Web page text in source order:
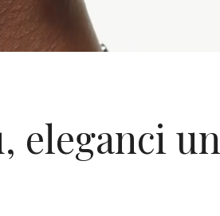
eleganci un